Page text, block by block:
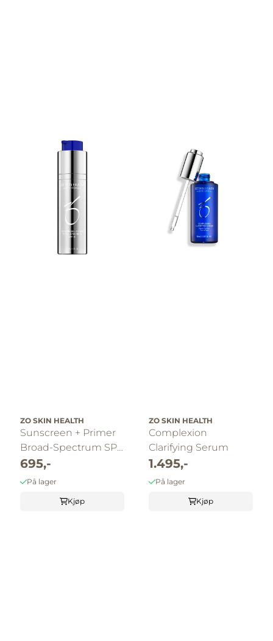
ZO SKIN HEALTH
Sunscreen + Primer
Broad-Spectrum SPF
30
695,-
På lager
Kjøp
ZO SKIN HEALTH
Complexion
Clarifying Serum
1.495,-
På lager
Kjøp